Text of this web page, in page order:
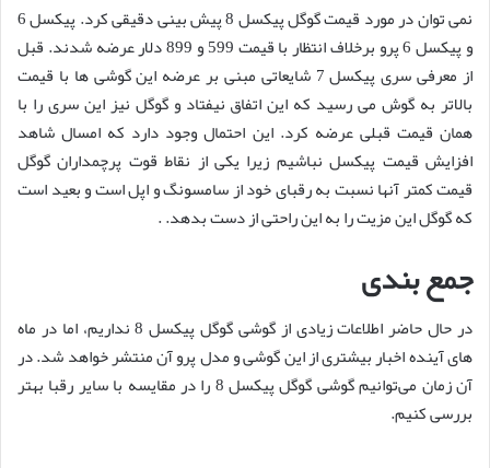
نمی توان در مورد قیمت گوگل پیکسل 8 پیش بینی دقیقی کرد. پیکسل 6
و پیکسل 6 پرو برخلاف انتظار با قیمت 599 و 899 دلار عرضه شدند. قبل
از معرفی سری پیکسل 7 شایعاتی مبنی بر عرضه این گوشی ها با قیمت
بالاتر به گوش می رسید که این اتفاق نیفتاد و گوگل نیز این سری را با
همان قیمت قبلی عرضه کرد. این احتمال وجود دارد که امسال شاهد
افزایش قیمت پیکسل نباشیم زیرا یکی از نقاط قوت پرچمداران گوگل
قیمت کمتر آنها نسبت به رقبای خود از سامسونگ و اپل است و بعید است
که گوگل این مزیت را به این راحتی از دست بدهد. .
جمع بندی
در حال حاضر اطلاعات زیادی از گوشی گوگل پیکسل 8 نداریم، اما در ماه
های آینده اخبار بیشتری از این گوشی و مدل پرو آن منتشر خواهد شد. در
آن زمان می‌توانیم گوشی گوگل پیکسل 8 را در مقایسه با سایر رقبا بهتر
بررسی کنیم.